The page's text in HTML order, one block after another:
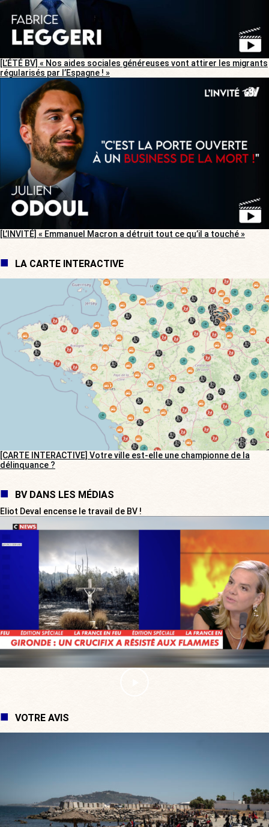
[L’ÉTÉ BV] « Nos aides sociales généreuses vont attirer les migrants
régularisés par l’Espagne ! »
[L’INVITÉ] « Emmanuel Macron a détruit tout ce qu’il a touché »
LA CARTE INTERACTIVE
[CARTE INTERACTIVE] Votre ville est-elle une championne de la
délinquance ?
BV DANS LES MÉDIAS
Eliot Deval encense le travail de BV !
VOTRE AVIS